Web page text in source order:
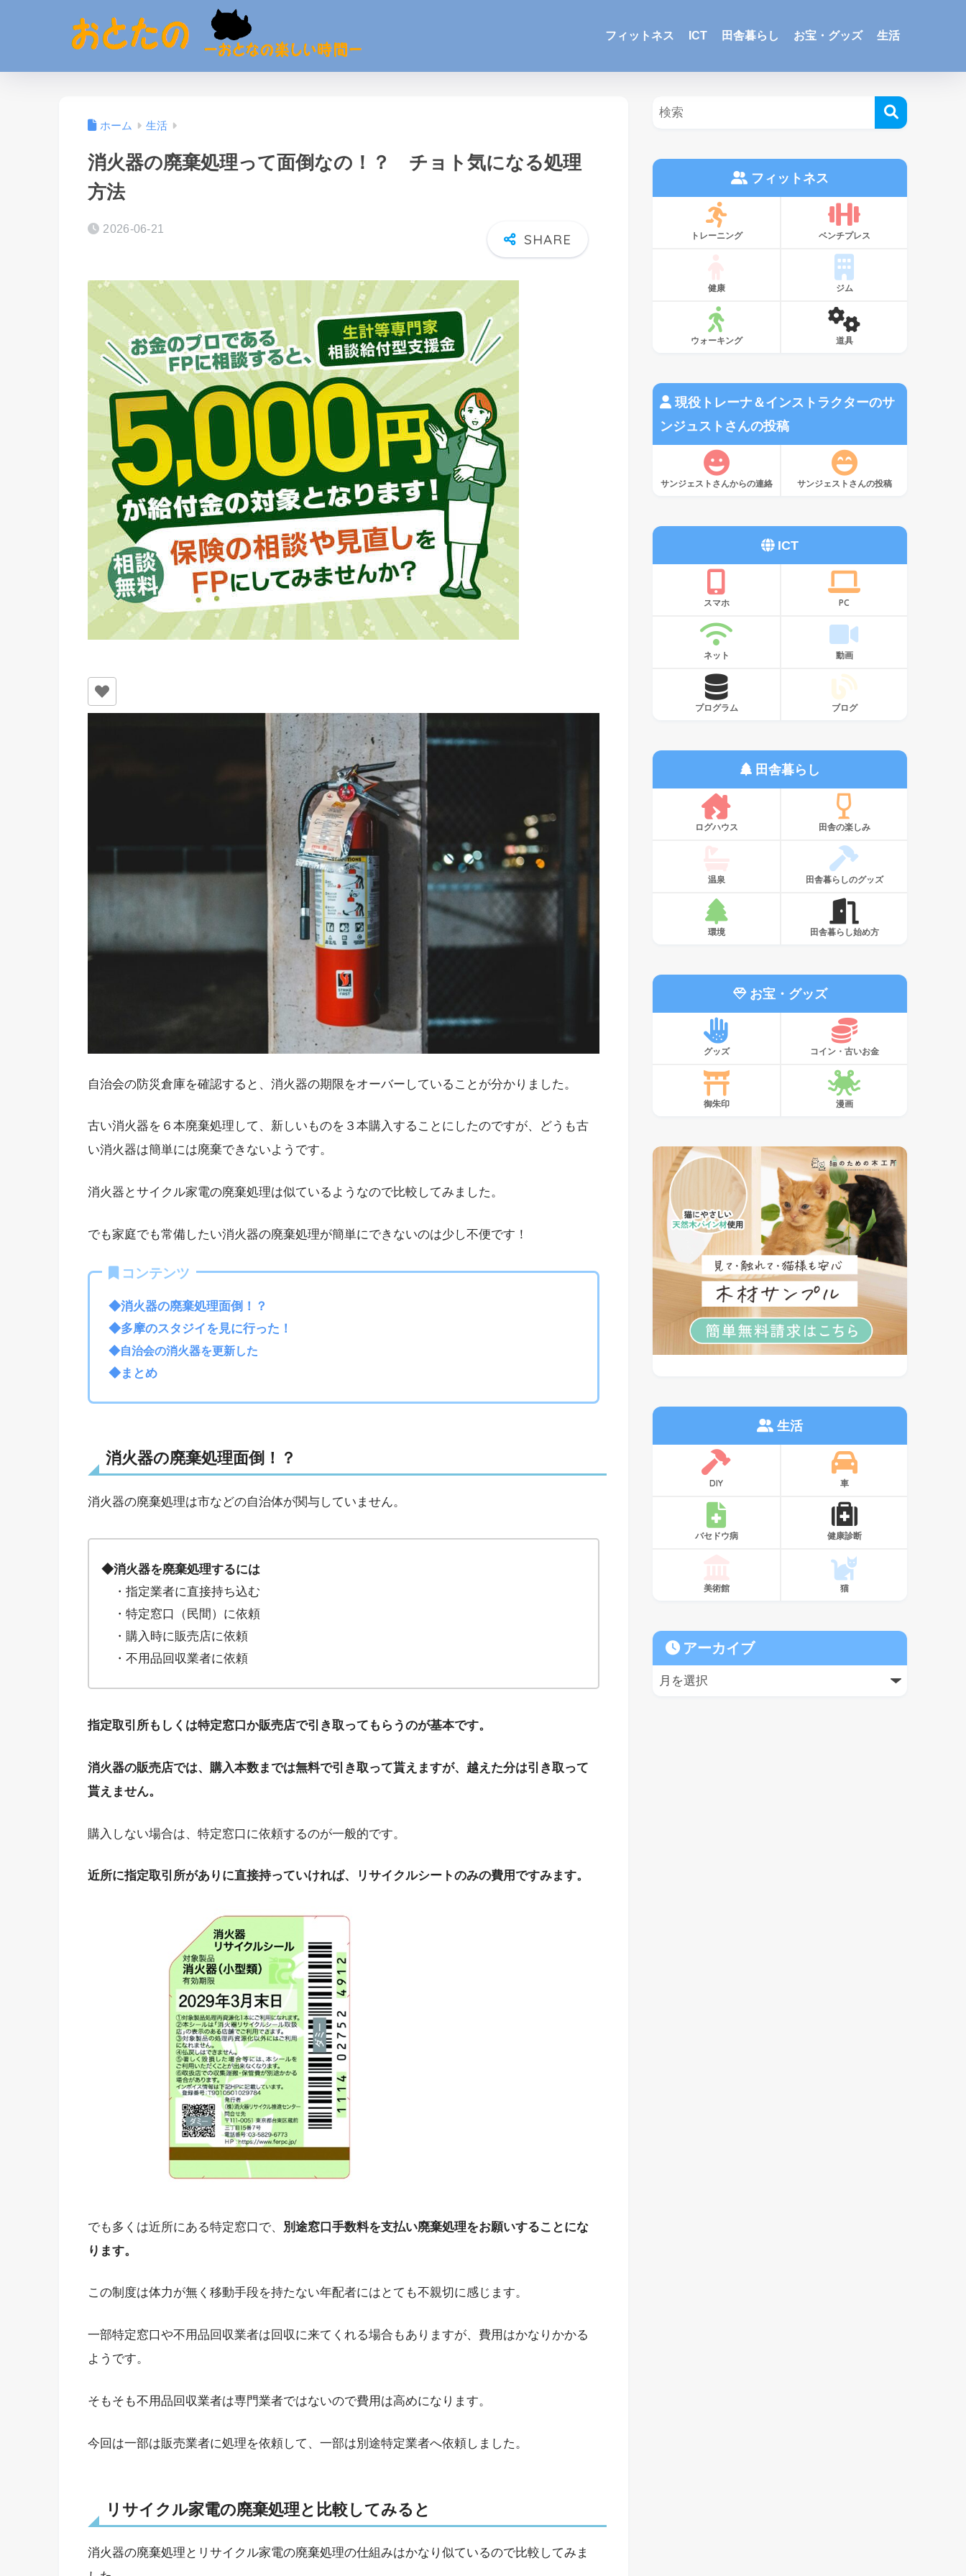
フィットネス ICT 田舎暮らし お宝・グッズ 生活
ホーム 生活
消火器の廃棄処理って面倒なの！？ チョト気になる処理
方法
2026-06-21
自治会の防災倉庫を確認すると、消火器の期限をオーバーしていることが分かりました。
古い消火器を６本廃棄処理して、新しいものを３本購入することにしたのですが、どうも古
い消火器は簡単には廃棄できないようです。
消火器とサイクル家電の廃棄処理は似ているようなので比較してみました。
でも家庭でも常備したい消火器の廃棄処理が簡単にできないのは少し不便です！
コンテンツ
◆消火器の廃棄処理面倒！？
◆多摩のスタジイを見に行った！
◆自治会の消火器を更新した
◆まとめ
消火器の廃棄処理面倒！？
消火器の廃棄処理は市などの自治体が関与していません。
◆消火器を廃棄処理するには
・指定業者に直接持ち込む
・特定窓口（民間）に依頼
・購入時に販売店に依頼
・不用品回収業者に依頼
指定取引所もしくは特定窓口か販売店で引き取ってもらうのが基本です。
消火器の販売店では、購入本数までは無料で引き取って貰えますが、越えた分は引き取って
貰えません。
購入しない場合は、特定窓口に依頼するのが一般的です。
近所に指定取引所がありに直接持っていければ、リサイクルシートのみの費用ですみます。
でも多くは近所にある特定窓口で、
別途窓口手数料を支払い廃棄処理をお願いすることにな
ります。
この制度は体力が無く移動手段を持たない年配者にはとても不親切に感じます。
一部特定窓口や不用品回収業者は回収に来てくれる場合もありますが、費用はかなりかかる
ようです。
そもそも不用品回収業者は専門業者ではないので費用は高めになります。
今回は一部は販売業者に処理を依頼して、一部は別途特定業者へ依頼しました。
リサイクル家電の廃棄処理と比較してみると
消火器の廃棄処理とリサイクル家電の廃棄処理の仕組みはかなり似ているので比較してみま
フィットネス
トレーニング ベンチプレス
健康 ジム
ウォーキング 道具
現役トレーナ＆インストラクターのサ
ンジュストさんの投稿
サンジェストさんからの連絡 サンジェストさんの投稿
ICT
スマホ PC
ネット 動画
プログラム ブログ
田舎暮らし
ログハウス 田舎の楽しみ
温泉 田舎暮らしのグッズ
環境 田舎暮らし始め方
お宝・グッズ
グッズ コイン・古いお金
御朱印 漫画
生活
DIY 車
バセドウ病 健康診断
美術館 猫
アーカイブ